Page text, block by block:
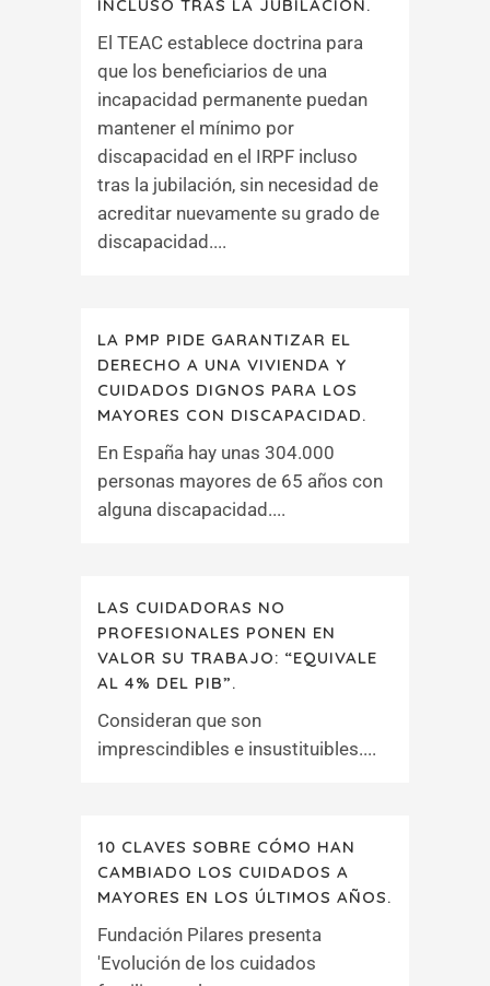
INCLUSO TRAS LA JUBILACIÓN.
El TEAC establece doctrina para
que los beneficiarios de una
incapacidad permanente puedan
mantener el mínimo por
discapacidad en el IRPF incluso
tras la jubilación, sin necesidad de
acreditar nuevamente su grado de
discapacidad....
LA PMP PIDE GARANTIZAR EL
DERECHO A UNA VIVIENDA Y
CUIDADOS DIGNOS PARA LOS
MAYORES CON DISCAPACIDAD.
En España hay unas 304.000
personas mayores de 65 años con
alguna discapacidad....
LAS CUIDADORAS NO
PROFESIONALES PONEN EN
VALOR SU TRABAJO: “EQUIVALE
AL 4% DEL PIB”.
Consideran que son
imprescindibles e insustituibles....
10 CLAVES SOBRE CÓMO HAN
CAMBIADO LOS CUIDADOS A
MAYORES EN LOS ÚLTIMOS AÑOS.
Fundación Pilares presenta
'Evolución de los cuidados